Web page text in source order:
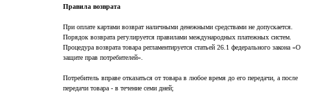
Правила возврата
При оплате картами возврат наличными денежными средствами не допускается.
Порядок возврата регулируется правилами международных платежных систем.
Процедура возврата товара регламентируется статьей 26.1 федерального закона «О
защите прав потребителей».
Потребитель вправе отказаться от товара в любое время до его передачи, а после
передачи товара - в течение семи дней;